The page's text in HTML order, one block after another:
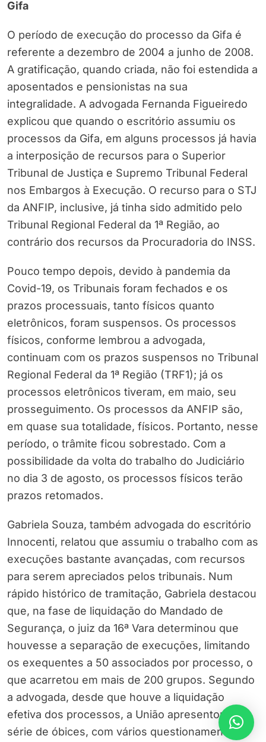
Gifa
O período de execução do processo da Gifa é
referente a dezembro de 2004 a junho de 2008.
A gratificação, quando criada, não foi estendida a
aposentados e pensionistas na sua
integralidade. A advogada Fernanda Figueiredo
explicou que quando o escritório assumiu os
processos da Gifa, em alguns processos já havia
a interposição de recursos para o Superior
Tribunal de Justiça e Supremo Tribunal Federal
nos Embargos à Execução. O recurso para o STJ
da ANFIP, inclusive, já tinha sido admitido pelo
Tribunal Regional Federal da 1ª Região, ao
contrário dos recursos da Procuradoria do INSS.
Pouco tempo depois, devido à pandemia da
Covid-19, os Tribunais foram fechados e os
prazos processuais, tanto físicos quanto
eletrônicos, foram suspensos. Os processos
físicos, conforme lembrou a advogada,
continuam com os prazos suspensos no Tribunal
Regional Federal da 1ª Região (TRF1); já os
processos eletrônicos tiveram, em maio, seu
prosseguimento. Os processos da ANFIP são,
em quase sua totalidade, físicos. Portanto, nesse
período, o trâmite ficou sobrestado. Com a
possibilidade da volta do trabalho do Judiciário
no dia 3 de agosto, os processos físicos terão
prazos retomados.
Gabriela Souza, também advogada do escritório
Innocenti, relatou que assumiu o trabalho com as
execuções bastante avançadas, com recursos
para serem apreciados pelos tribunais. Num
rápido histórico de tramitação, Gabriela destacou
que, na fase de liquidação do Mandado de
Segurança, o juiz da 16ª Vara determinou que
houvesse a separação de execuções, limitando
os exequentes a 50 associados por processo, o
que acarretou em mais de 200 grupos. Segundo
a advogada, desde que houve a liquidação
efetiva dos processos, a União apresentou uma
série de óbices, com vários questionamentos